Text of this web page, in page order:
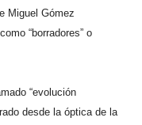
Miguel Gómez
“borradores” o
“evolución
desde la óptica de la